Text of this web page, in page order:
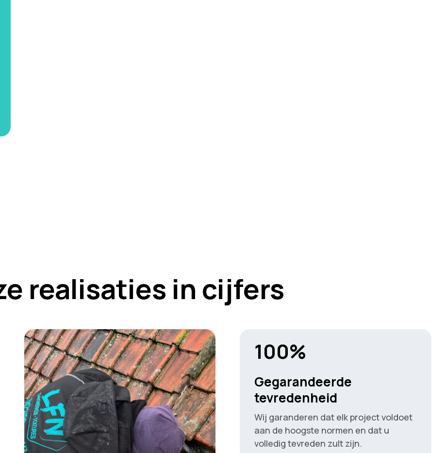
realisaties in cijfers
100%
Gegarandeerde
tevredenheid
Wij garanderen dat elk project voldoet
aan de hoogste normen en dat u
volledig tevreden zult zijn.